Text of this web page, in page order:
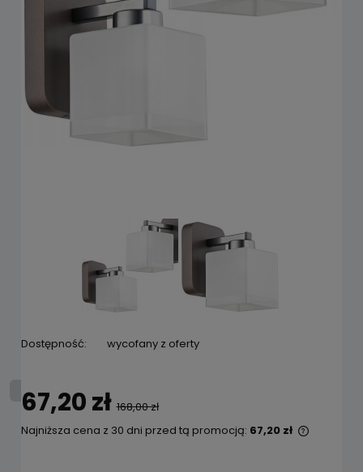
Dostępność: wycofany z oferty
67,20 zł 168,00 zł
Najniższa cena z 30 dni przed tą promocją: 67,20 zł